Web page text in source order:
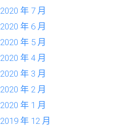
2020 年 7 月
2020 年 6 月
2020 年 5 月
2020 年 4 月
2020 年 3 月
2020 年 2 月
2020 年 1 月
2019 年 12 月